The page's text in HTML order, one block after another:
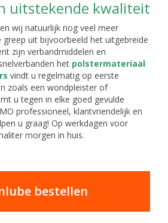
uitstekende kwaliteit
wij natuurlijk nog veel meer
greep uit bijvoorbeeld het uitgebreide
zijn verbandmiddelen en
het polstermateriaal
vindt u regelmatig op eerste
zoals een wondpleister of
u tegen in elke goed gevulde
professioneel, klantvriendelijk en
u graag! Op werkdagen voor
morgen in huis.
bestellen